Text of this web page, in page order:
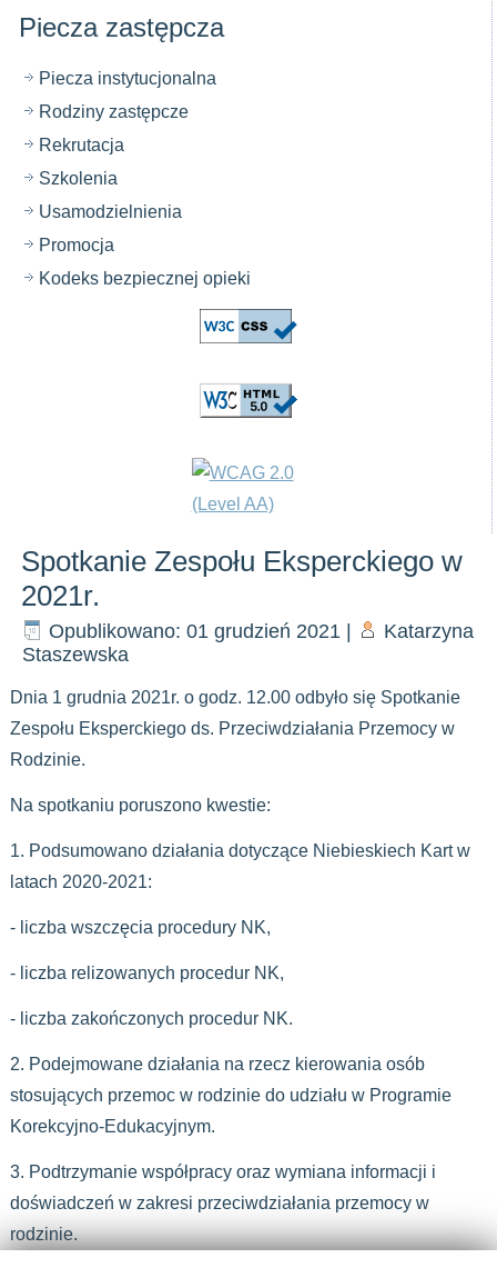
Piecza zastępcza
Piecza instytucjonalna
Rodziny zastępcze
Rekrutacja
Szkolenia
Usamodzielnienia
Promocja
Kodeks bezpiecznej opieki
Spotkanie Zespołu Eksperckiego w
2021r.
Opublikowano: 01 grudzień 2021
Katarzyna
Staszewska
Dnia 1 grudnia 2021r. o godz. 12.00 odbyło się Spotkanie
Zespołu Eksperckiego ds. Przeciwdziałania Przemocy w
Rodzinie.
Na spotkaniu poruszono kwestie:
1. Podsumowano działania dotyczące Niebieskiech Kart w
latach 2020-2021:
- liczba wszczęcia procedury NK,
- liczba relizowanych procedur NK,
- liczba zakończonych procedur NK.
2. Podejmowane działania na rzecz kierowania osób
stosujących przemoc w rodzinie do udziału w Programie
Korekcyjno-Edukacyjnym.
3. Podtrzymanie współpracy oraz wymiana informacji i
doświadczeń w zakresi przeciwdziałania przemocy w
rodzinie.